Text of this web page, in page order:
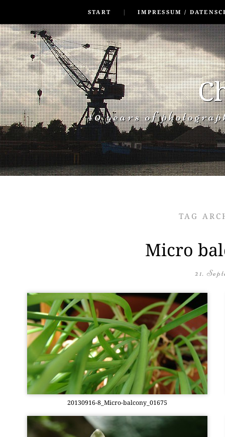
START
IMPRESSUM /
40 years of
TAG
Micro
21.
20130916-8_Mi­cro-bal­c­o­ny­_01675